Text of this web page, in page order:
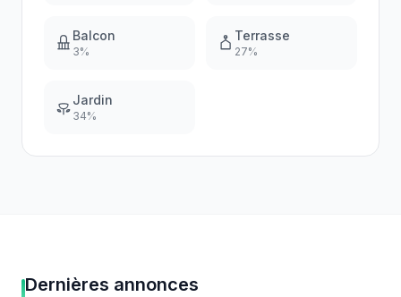
Balcon
3%
Terrasse
27%
Jardin
34%
Dernières annonces